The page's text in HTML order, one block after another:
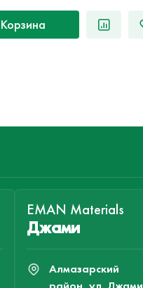
Корзина
EMAN Materials
Джами
Алмазарский